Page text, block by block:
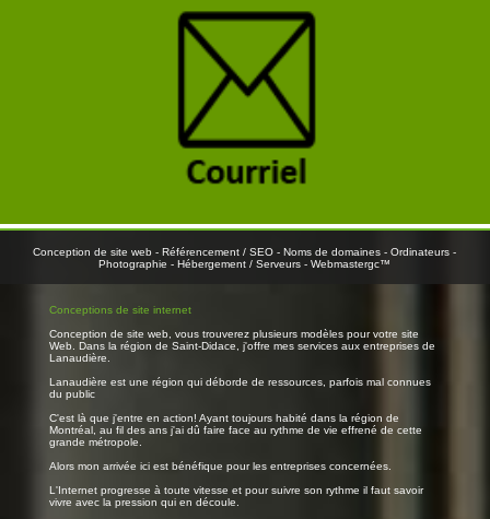
Conception de site web -Référencement / SEO -Noms de domaines -Ordinateurs -
Photographie -Hébergement / Serveurs -Webmastergc™
Conceptions de site internet
Conception de site web, vous trouverez plusieurs modèles pour votre site
Web. Dans la région de Saint-Didace, j'offre mes services aux entreprises de
Lanaudière.
Lanaudière est une région qui déborde de ressources, parfois mal connues
du public
C'est là que j'entre en action! Ayant toujours habité dans la région de
Montréal, au fil des ans j'ai dû faire face au rythme de vie effrené de cette
grande métropole.
Alors mon arrivée ici est bénéfique pour les entreprises concernées.
L'Internet progresse à toute vitesse et pour suivre son rythme il faut savoir
vivre avec la pression qui en découle.